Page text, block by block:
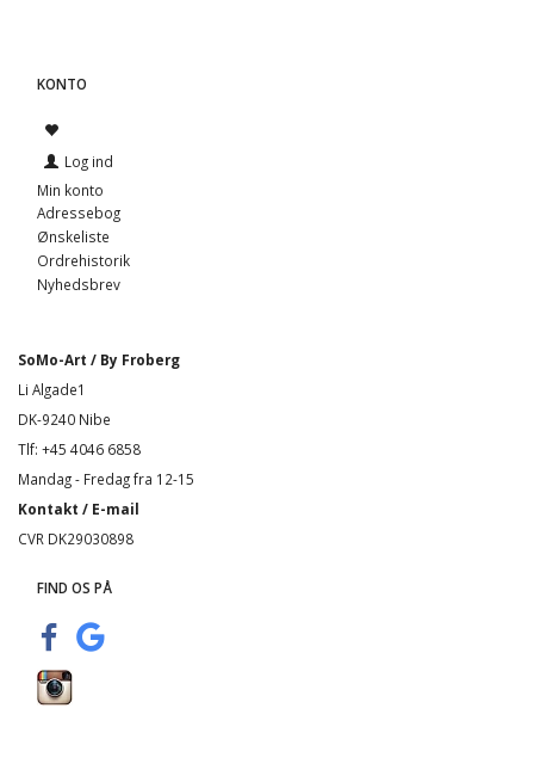
KONTO
Log ind
Min konto
Adressebog
Ønskeliste
Ordrehistorik
Nyhedsbrev
SoMo-Art / By Froberg
Li Algade1
DK-9240 Nibe
Tlf: +45 4046 6858
Mandag - Fredag fra 12-15
Kontakt / E-mail
CVR DK29030898
FIND OS PÅ